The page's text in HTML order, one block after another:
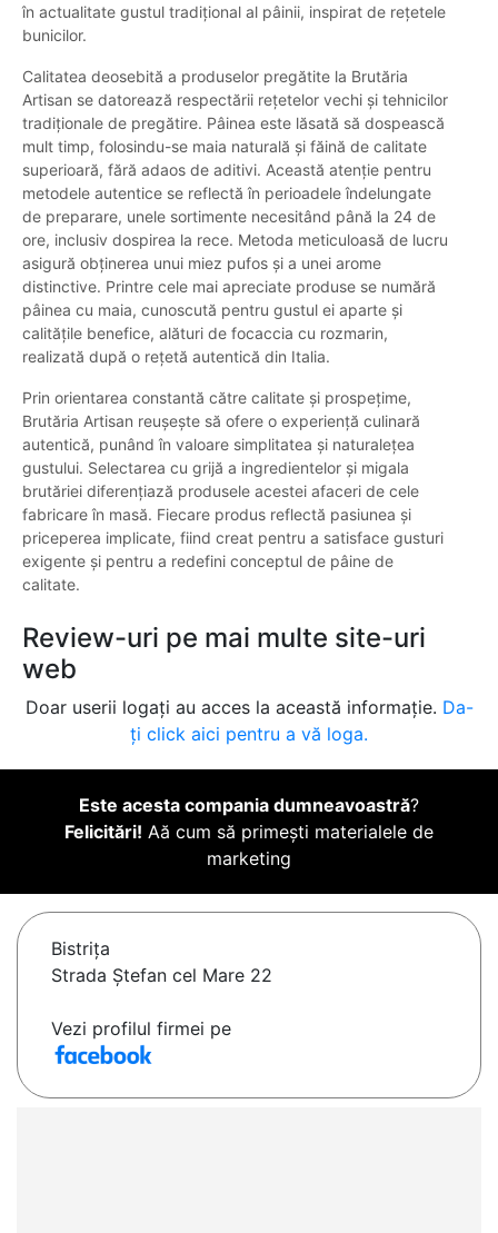
în actualitate gustul tradițional al pâinii, inspirat de rețetele
bunicilor.
Calitatea deosebită a produselor pregătite la Brutăria
Artisan se datorează respectării rețetelor vechi și tehnicilor
tradiționale de pregătire. Pâinea este lăsată să dospească
mult timp, folosindu-se maia naturală și făină de calitate
superioară, fără adaos de aditivi. Această atenție pentru
metodele autentice se reflectă în perioadele îndelungate
de preparare, unele sortimente necesitând până la 24 de
ore, inclusiv dospirea la rece. Metoda meticuloasă de lucru
asigură obținerea unui miez pufos și a unei arome
distinctive. Printre cele mai apreciate produse se numără
pâinea cu maia, cunoscută pentru gustul ei aparte și
calitățile benefice, alături de focaccia cu rozmarin,
realizată după o rețetă autentică din Italia.
Prin orientarea constantă către calitate și prospețime,
Brutăria Artisan reușește să ofere o experiență culinară
autentică, punând în valoare simplitatea și naturalețea
gustului. Selectarea cu grijă a ingredientelor și migala
brutăriei diferențiază produsele acestei afaceri de cele
fabricare în masă. Fiecare produs reflectă pasiunea și
priceperea implicate, fiind creat pentru a satisface gusturi
exigente și pentru a redefini conceptul de pâine de
calitate.
Review-uri pe mai multe site-uri
web
Doar userii logați au acces la această informație. Da-
ți click aici pentru a vă loga.
Este acesta compania dumneavoastră?
Felicitări! Aă cum să primești materialele de
marketing
Bistriţa
Strada Ștefan cel Mare 22
Vezi profilul firmei pe